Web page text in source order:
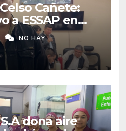
Cañete:
a ESSAP en
NO HAY
dona aire